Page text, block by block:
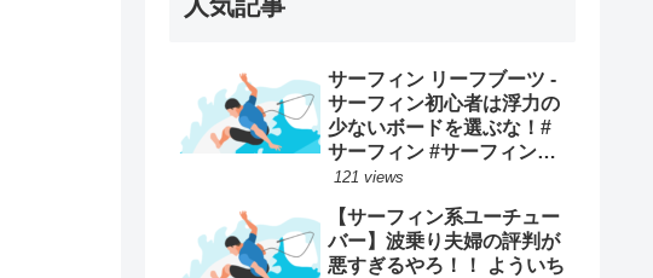
人気記事
サーフィン リーフブーツ -
サーフィン初心者は浮力の
少ないボードを選ぶな！#
サーフィン #サーフィンス
クール #川畑友吾 #千葉 #湘
121 views
【サーフィン系ユーチュー
バー】波乗り夫婦の評判が
悪すぎるやろ！！ よういち